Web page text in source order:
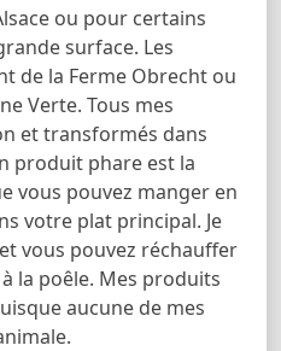
ou pour certains
surface. Les
de la Ferme Obrecht ou
Verte. Tous mes
et transformés dans
produit phare est la
vous pouvez manger en
votre plat principal. Je
vous pouvez réchauffer
la poêle. Mes produits
aucune de mes